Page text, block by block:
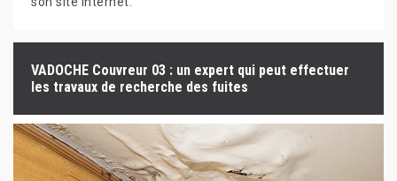
VADOCHE Couvreur 03 : un expert qui peut effectuer
les travaux de recherche des fuites